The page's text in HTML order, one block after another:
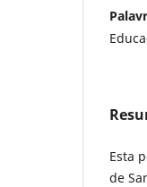
Esta
de